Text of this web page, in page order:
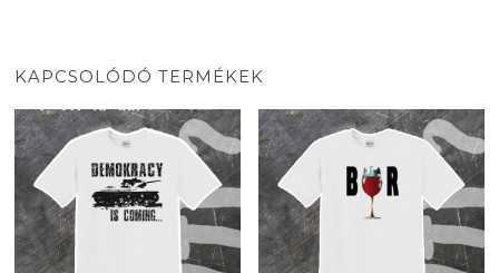
KAPCSOLÓDÓ TERMÉKEK